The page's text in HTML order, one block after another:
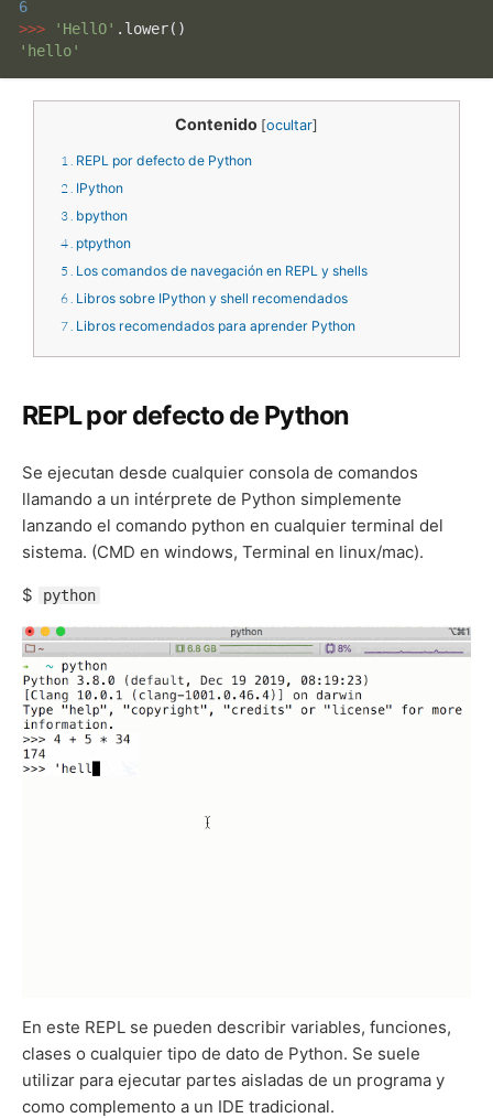
6
>>>
'HellO'
'hello'
Contenido [ocultar]
1 REPL por defecto de Python
2 IPython
3 bpython
4 ptpython
5 Los comandos de navegación en REPL y shells
6 Libros sobre IPython y shell recomendados
7 Libros recomendados para aprender Python
REPL por defecto de Python
Se ejecutan desde cualquier consola de comandos
llamando a un intérprete de Python simplemente
lanzando el comando python en cualquier terminal del
sistema. (CMD en windows, Terminal en linux/mac).
$ python
En este REPL se pueden describir variables, funciones,
clases o cualquier tipo de dato de Python. Se suele
utilizar para ejecutar partes aisladas de un programa y
como complemento a un IDE tradicional.